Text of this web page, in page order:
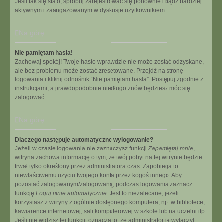
Jeśli tak się stało, spróbuj zarejestrować się ponownie i bądź bardziej
aktywnym i zaangażowanym w dyskusje użytkownikiem.
Na górę
Nie pamiętam hasła!
Zachowaj spokój! Twoje hasło wprawdzie nie może zostać odzyskane,
ale bez problemu może zostać zresetowane. Przejdź na stronę
logowania i kliknij odnośnik “Nie pamiętam hasła”. Postępuj zgodnie z
instrukcjami, a prawdopodobnie niedługo znów będziesz móc się
zalogować.
Na górę
Dlaczego następuje automatyczne wylogowanie?
Jeżeli w czasie logowania nie zaznaczysz funkcji Zapamiętaj mnie,
witryna zachowa informację o tym, że twój pobyt na tej witrynie będzie
trwał tylko określony przez administratora czas. Zapobiega to
niewłaściwemu użyciu twojego konta przez kogoś innego. Aby
pozostać zalogowanym/zalogowaną, podczas logowania zaznacz
funkcję Loguj mnie automatycznie. Jest to niezalecane, jeżeli
korzystasz z witryny z ogólnie dostępnego komputera, np. w bibliotece,
kawiarence internetowej, sali komputerowej w szkole lub na uczelni itp.
Jeśli nie widzisz tej funkcji, oznacza to, że administrator ją wyłączył.